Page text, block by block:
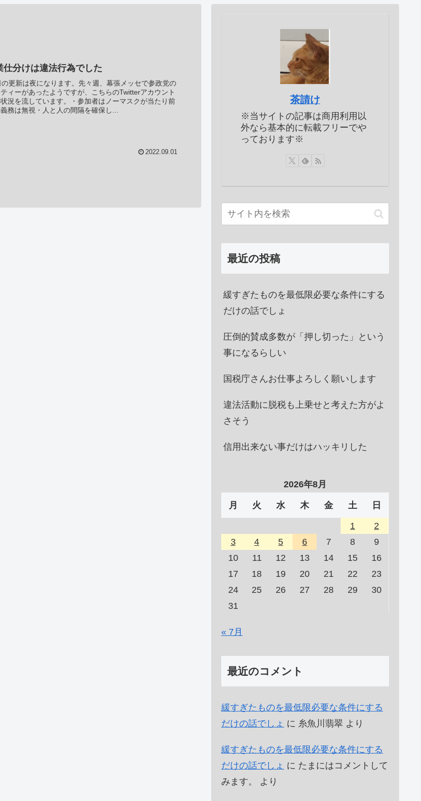
仕分けは違法行為でした
更新は夜になります。先々週、幕張メッセで参政党の
ィーがあったようですが、こちらのTwitterアカウント
況を流しています。・参加者はノーマスクが当たり前
務は無視・人と人の間隔を確保し...
2022.09.01
茶請け
※当サイトの記事は商用利用以
外なら基本的に転載フリーでや
っております※
最近の投稿
緩すぎたものを最低限必要な条件にする
だけの話でしょ
圧倒的賛成多数が「押し切った」という
事になるらしい
国税庁さんお仕事よろしく願いします
違法活動に脱税も上乗せと考えた方がよ
さそう
信用出来ない事だけはハッキリした
2026年8月
月 火 水 木 金 土 日
1
2
3
4 5 6 7 8
9
10
11 12 13 14 15
16
17
18 19 20 21 22
23
24
25 26 27 28 29
30
31
« 7月
最近のコメント
緩すぎたものを最低限必要な条件にする
だけの話でしょ に 糸魚川翡翠 より
緩すぎたものを最低限必要な条件にする
だけの話でしょ に たまにはコメントして
みます。
より